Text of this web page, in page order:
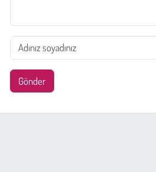
Gönder